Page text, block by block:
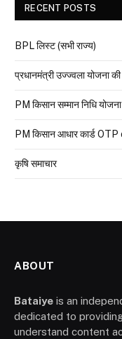
RECENT POSTS
BPL लिस्ट (सभी राज्य)
प्रधानमंत्री उज्ज्वला योजना
PM किसान सम्मान निधि
PM किसान आधार कार्ड
कृषि समाचार
ABOUT
Bataiye is an
dedicated to
understand content